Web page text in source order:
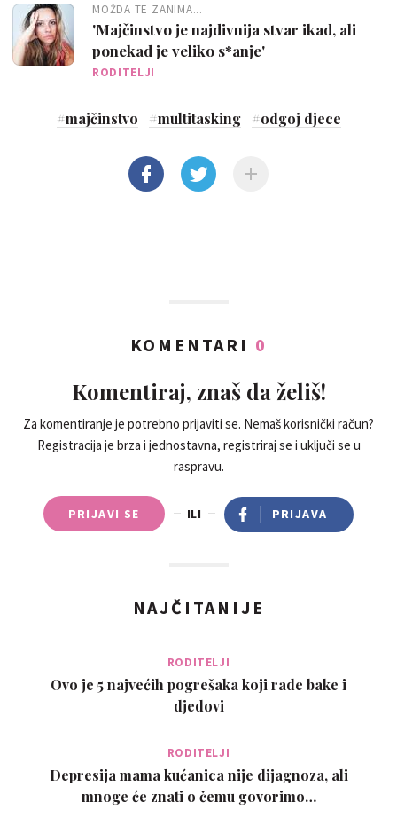
MOŽDA TE ZANIMA...
'Majčinstvo je najdivnija stvar ikad, ali
ponekad je veliko s*anje'
RODITELJI
#majčinstvo #multitasking #odgoj djece
KOMENTARI 0
Komentiraj, znaš da želiš!
Za komentiranje je potrebno prijaviti se. Nemaš korisnički račun?
Registracija je brza i jednostavna, registriraj se i uključi se u
raspravu.
PRIJAVI SE ILI PRIJAVA
NAJČITANIJE
RODITELJI
Ovo je 5 najvećih pogrešaka koji rade bake i
djedovi
RODITELJI
Depresija mama kućanica nije dijagnoza, ali
mnoge će znati o čemu govorimo…